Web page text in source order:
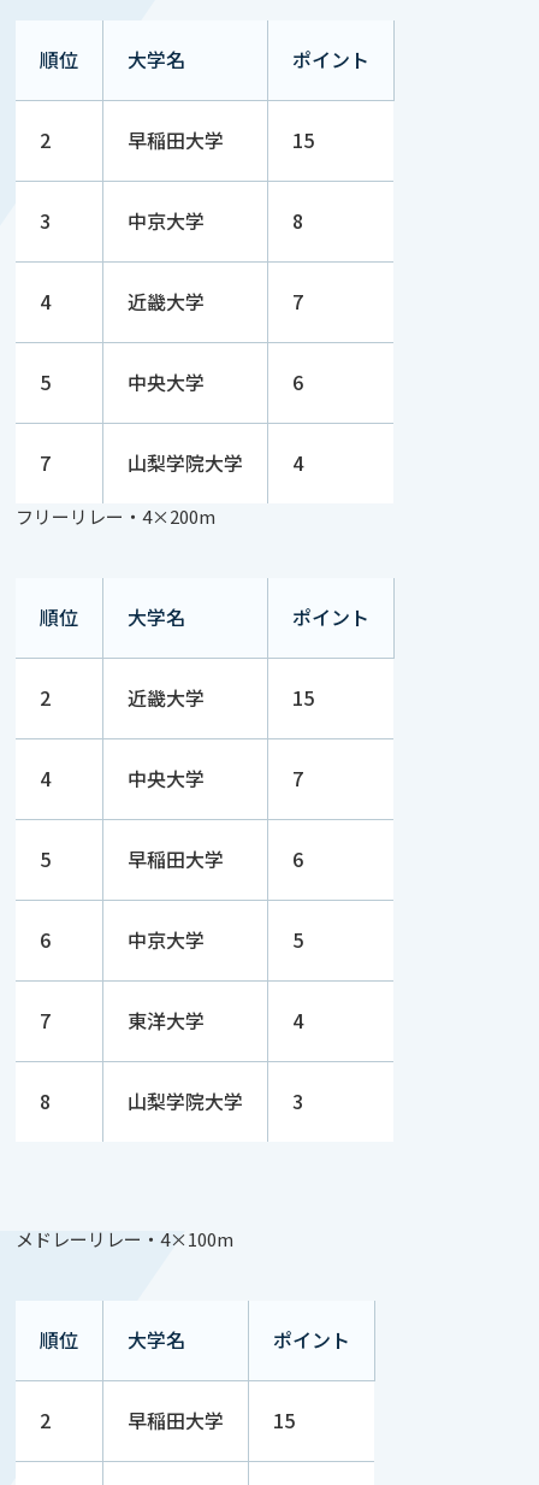
順位 大学名 ポイント
2 早稲田大学 15
3 中京大学 8
4 近畿大学 7
5 中央大学 6
7 山梨学院大学 4
フリーリレー・4×200m
順位 大学名 ポイント
2 近畿大学 15
4 中央大学 7
5 早稲田大学 6
6 中京大学 5
7 東洋大学 4
8 山梨学院大学 3
メドレーリレー・4×100m
順位 大学名 ポイント
2 早稲田大学 15